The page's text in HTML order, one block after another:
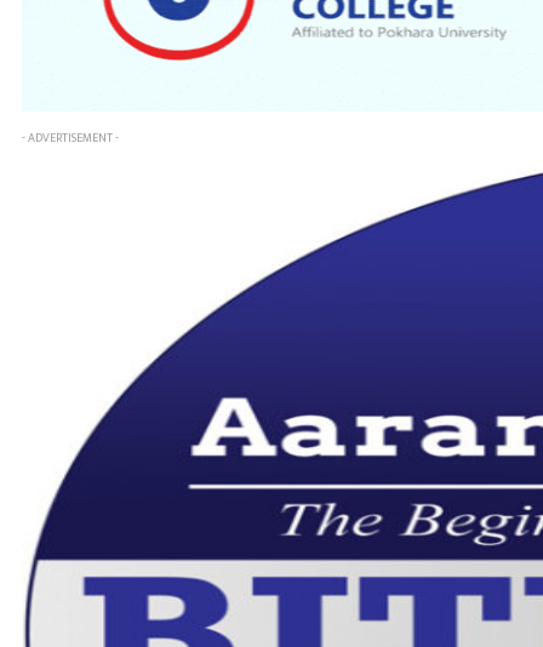
- ADVERTISEMENT -